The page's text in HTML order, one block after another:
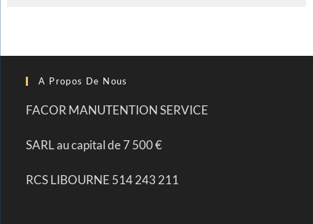
A Propos De Nous
FACOR MANUTENTION SERVICE
SARL au capital de 7 500 €
RCS LIBOURNE 514 243 211